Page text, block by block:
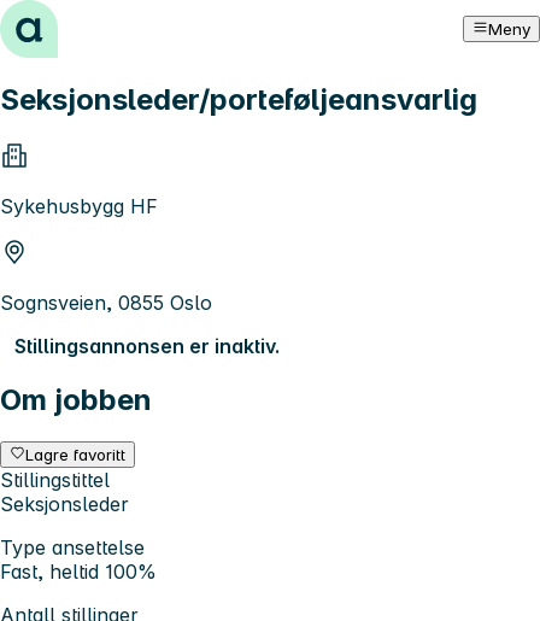
Hopp til innhold Meny
Seksjonsleder/porteføljeansvarlig
Sykehusbygg HF
Sognsveien, 0855 Oslo
Stillingsannonsen er inaktiv.
Om jobben
Lagre favoritt
Stillingstittel
Seksjonsleder
Type ansettelse
Fast, heltid 100%
Antall stillinger